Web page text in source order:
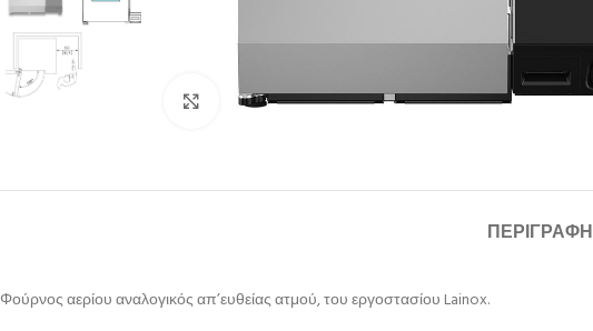
Κλικ για μεγέθυνση
ΠΕΡΙΓΡΑΦΉ
Φούρνος αερίου αναλογικός απ’ευθείας ατμού, του εργοστασίου Lainox.